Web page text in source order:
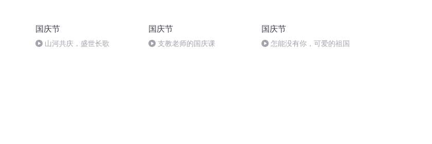
国庆节
山河共庆，盛世长歌
国庆节
支教老师的国庆课
国庆节
怎能没有你，可爱的祖国